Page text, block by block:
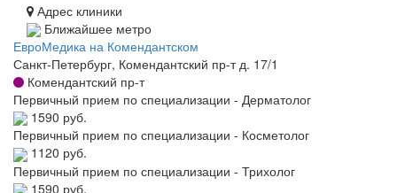
Адрес клиники
Ближайшее метро
ЕвроМедика на Комендантском
Санкт-Петербург, Комендантский пр-т д. 17/1
Комендантский пр-т
Первичный прием по специализации - Дерматолог
1590 руб.
Первичный прием по специализации - Косметолог
1120 руб.
Первичный прием по специализации - Трихолог
1590 руб.